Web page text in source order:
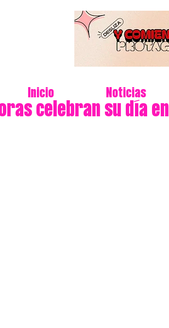
celebran su día en
Inicio Noticias